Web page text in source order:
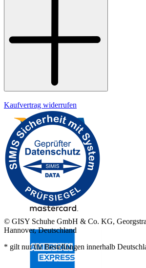
Kaufvertrag widerrufen
© GISY Schuhe GmbH & Co. KG,
Hannover, Deutschland
* gilt nur für Bestellungen innerhalb